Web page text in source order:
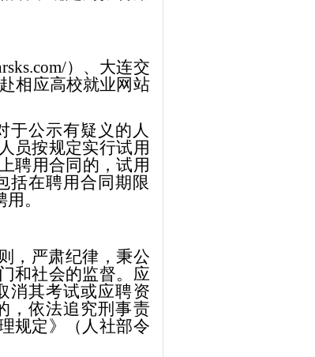
）、 大连交
相应高校就业网站
于公示有疑义的人
员按规定实行试用
聘用合同的，试用
括在聘用合同期限
。
，严肃纪律，秉公
和社会的监督。 应
消其考试或应聘资
，依法追究刑事责
规定》（人社部令